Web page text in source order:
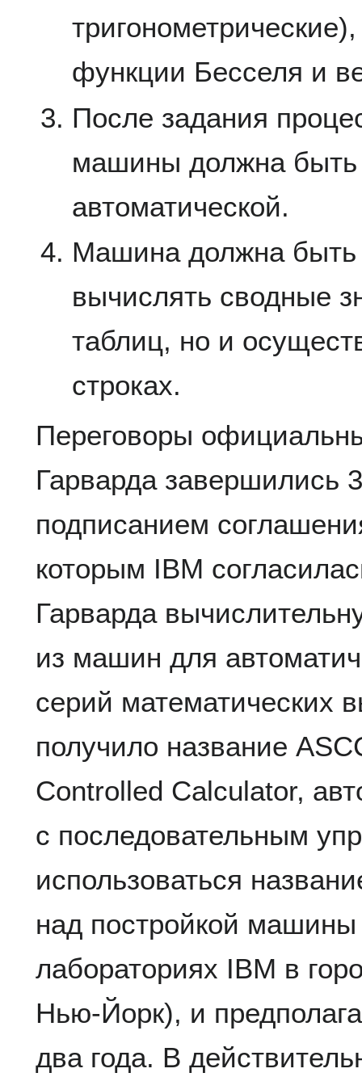
функции Бесселя и
После задания
машины должна быть
автоматической.
Машина должна быть
вычислять сводные
таблиц, но и
строках.
Переговоры
Гарварда завершились
подписанием
которым IBM
Гарварда
из машин для
серий математических
получило название
Controlled Calculator,
с последовательным
использоваться
над постройкой машины
лабораториях IBM в
Нью-Йорк), и
два года. В